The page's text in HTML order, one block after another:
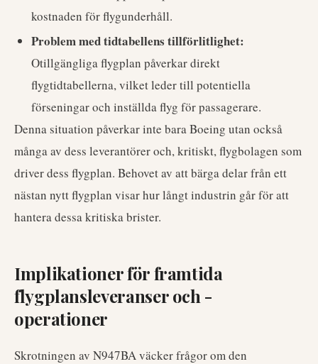
kostnaden för flygunderhåll.
Problem med tidtabellens tillförlitlighet:
Otillgängliga flygplan påverkar direkt
flygtidtabellerna, vilket leder till potentiella
förseningar och inställda flyg för passagerare.
Denna situation påverkar inte bara Boeing utan också
många av dess leverantörer och, kritiskt, flygbolagen som
driver dess flygplan. Behovet av att bärga delar från ett
nästan nytt flygplan visar hur långt industrin går för att
hantera dessa kritiska brister.
Implikationer för framtida
flygplansleveranser och -
operationer
Skrotningen av N947BA väcker frågor om den